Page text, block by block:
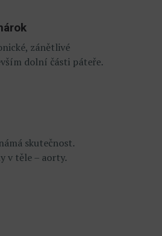
zánětlivé
dolní části páteře.
skutečnost.
v těle – aorty.